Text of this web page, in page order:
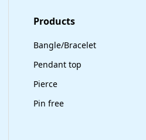
​Products
Bangle/Bracelet
Pendant top
Pierce
Pin free